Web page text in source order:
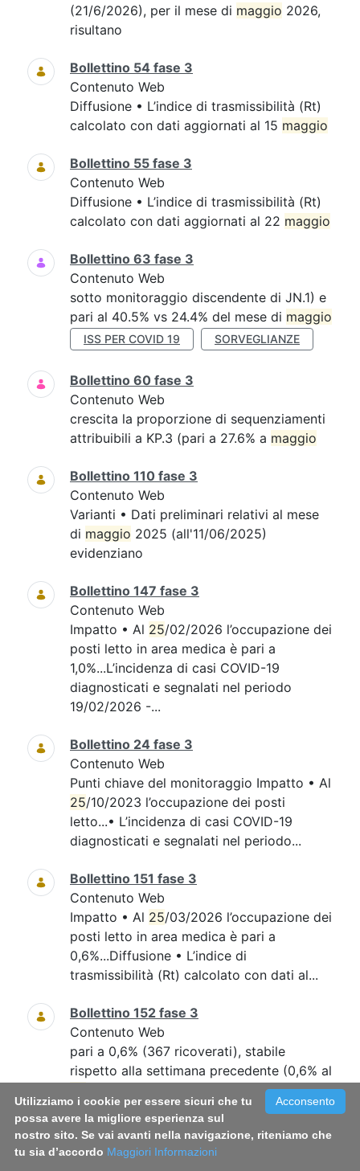
(21/6/2026), per il mese di maggio 2026,
risultano
Bollettino 54 fase 3
Contenuto Web
Diffusione • L’indice di trasmissibilità (Rt)
calcolato con dati aggiornati al 15 maggio
Bollettino 55 fase 3
Contenuto Web
Diffusione • L’indice di trasmissibilità (Rt)
calcolato con dati aggiornati al 22 maggio
Bollettino 63 fase 3
Contenuto Web
sotto monitoraggio discendente di JN.1) e
pari al 40.5% vs 24.4% del mese di maggio
ISS PER COVID 19 SORVEGLIANZE
Bollettino 60 fase 3
Contenuto Web
crescita la proporzione di sequenziamenti
attribuibili a KP.3 (pari a 27.6% a maggio
Bollettino 110 fase 3
Contenuto Web
Varianti • Dati preliminari relativi al mese
di maggio 2025 (all'11/06/2025)
evidenziano
Bollettino 147 fase 3
Contenuto Web
Impatto • Al 25/02/2026 l’occupazione dei
posti letto in area medica è pari a
1,0%...L’incidenza di casi COVID-19
diagnosticati e segnalati nel periodo
19/02/2026 -...
Bollettino 24 fase 3
Contenuto Web
Punti chiave del monitoraggio Impatto • Al
25/10/2023 l’occupazione dei posti
letto...• L’incidenza di casi COVID-19
diagnosticati e segnalati nel periodo...
Bollettino 151 fase 3
Contenuto Web
Impatto • Al 25/03/2026 l’occupazione dei
posti letto in area medica è pari a
0,6%...Diffusione • L’indice di
trasmissibilità (Rt) calcolato con dati al...
Bollettino 152 fase 3
Contenuto Web
pari a 0,6% (367 ricoverati), stabile
rispetto alla settimana precedente (0,6% al
...intensiva, pari a 0,2% (18 ricoverati),
rispetto alla settimana precedente (0,2%
al...
Acconsento
Utilizziamo i cookie per essere sicuri che tu
possa avere la migliore esperienza sul
nostro sito. Se vai avanti nella navigazione, riteniamo che
tu sia d’accordo Maggiori Informazioni